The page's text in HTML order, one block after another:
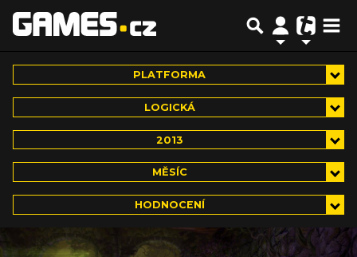
PLATFORMA
LOGICKÁ
2013
MĚSÍC
HODNOCENÍ